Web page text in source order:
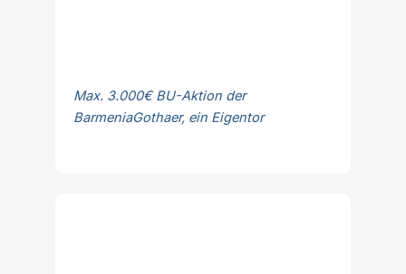
Max. 3.000€ BU-Aktion der
BarmeniaGothaer, ein Eigentor